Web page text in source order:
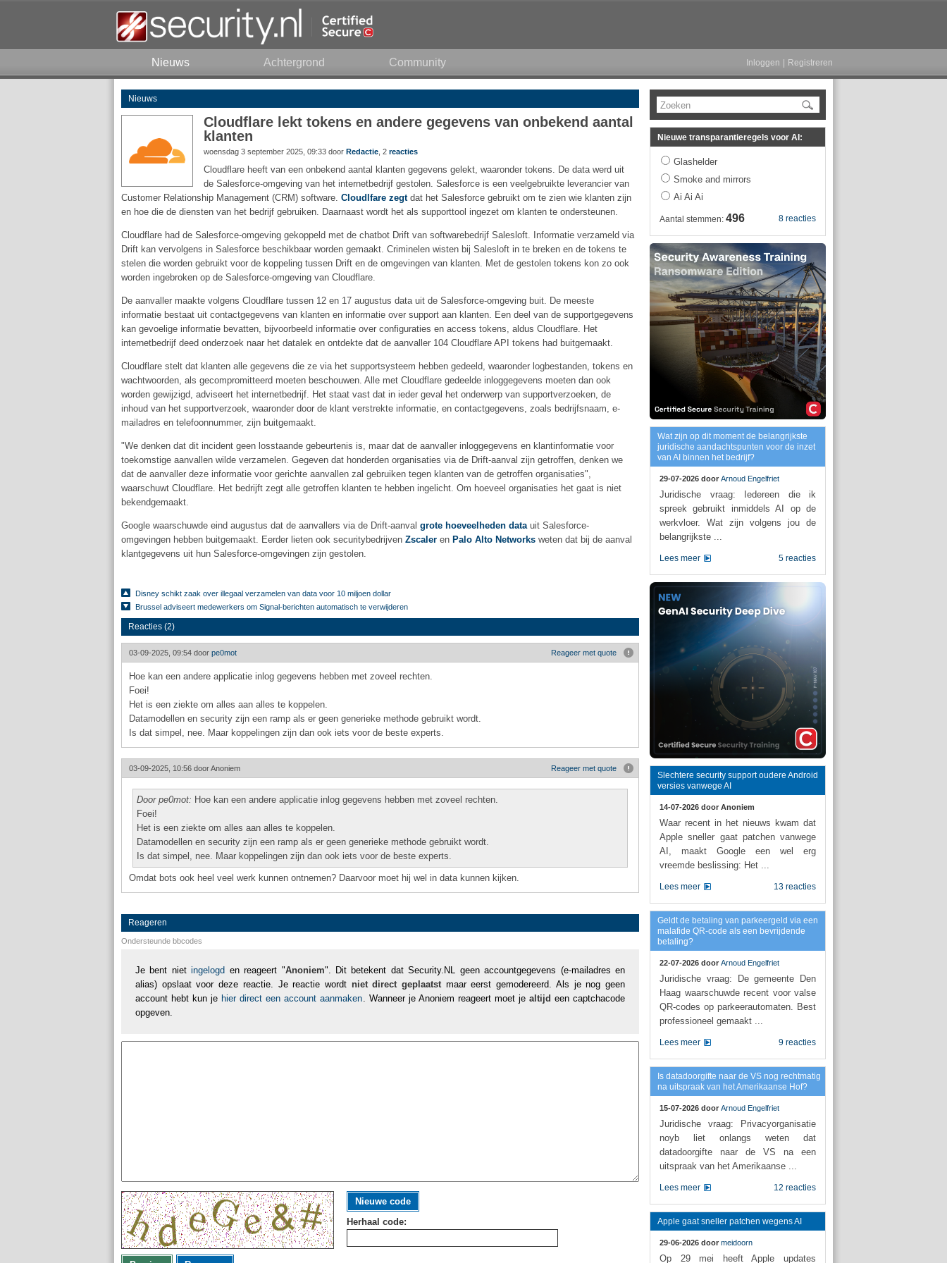
Nieuws Achtergrond Community Inloggen Registreren
Nieuws
Cloudflare lekt tokens en andere gegevens van onbekend aantal
klanten
woensdag 3 september 2025, 09:33 door Redactie , 2 reacties
Cloudflare heeft van een onbekend aantal klanten gegevens gelekt, waaronder tokens. De data werd uit
de Salesforce-omgeving van het internetbedrijf gestolen. Salesforce is een veelgebruikte leverancier van
Customer Relationship Management (CRM) software. Cloudlfare zegtdat het Salesforce gebruikt om te zien wie klanten zijn
en hoe die de diensten van het bedrijf gebruiken. Daarnaast wordt het als supporttool ingezet om klanten te ondersteunen.
Cloudflare had de Salesforce-omgeving gekoppeld met de chatbot Drift van softwarebedrijf Salesloft. Informatie verzameld via
Drift kan vervolgens in Salesforce beschikbaar worden gemaakt. Criminelen wisten bij Salesloft in te breken en de tokens te
stelen die worden gebruikt voor de koppeling tussen Drift en de omgevingen van klanten. Met de gestolen tokens kon zo ook
worden ingebroken op de Salesforce-omgeving van Cloudflare.
De aanvaller maakte volgens Cloudflare tussen 12 en 17 augustus data uit de Salesforce-omgeving buit. De meeste
informatie bestaat uit contactgegevens van klanten en informatie over support aan klanten. Een deel van de supportgegevens
kan gevoelige informatie bevatten, bijvoorbeeld informatie over configuraties en access tokens, aldus Cloudflare. Het
internetbedrijf deed onderzoek naar het datalek en ontdekte dat de aanvaller 104 Cloudflare API tokens had buitgemaakt.
Cloudflare stelt dat klanten alle gegevens die ze via het supportsysteem hebben gedeeld, waaronder logbestanden, tokens en
wachtwoorden, als gecompromitteerd moeten beschouwen. Alle met Cloudflare gedeelde inloggegevens moeten dan ook
worden gewijzigd, adviseert het internetbedrijf. Het staat vast dat in ieder geval het onderwerp van supportverzoeken, de
inhoud van het supportverzoek, waaronder door de klant verstrekte informatie, en contactgegevens, zoals bedrijfsnaam, e-
mailadres en telefoonnummer, zijn buitgemaakt.
"We denken dat dit incident geen losstaande gebeurtenis is, maar dat de aanvaller inloggegevens en klantinformatie voor
toekomstige aanvallen wilde verzamelen. Gegeven dat honderden organisaties via de Drift-aanval zijn getroffen, denken we
dat de aanvaller deze informatie voor gerichte aanvallen zal gebruiken tegen klanten van de getroffen organisaties",
waarschuwt Cloudflare. Het bedrijft zegt alle getroffen klanten te hebben ingelicht. Om hoeveel organisaties het gaat is niet
bekendgemaakt.
Google waarschuwde eind augustus dat de aanvallers via de Drift-aanval grote hoeveelheden datauit Salesforce-
omgevingen hebben buitgemaakt. Eerder lieten ook securitybedrijven Zscaler en Palo Alto Networks weten dat bij de aanval
klantgegevens uit hun Salesforce-omgevingen zijn gestolen.
Disney schikt zaak over illegaal verzamelen van data voor 10 miljoen dollar
Brussel adviseert medewerkers om Signal-berichten automatisch te verwijderen
Reacties (2)
Reageer met quote
03-09-2025, 09:54 door pe0mot
Hoe kan een andere applicatie inlog gegevens hebben met zoveel rechten.
Foei!
Het is een ziekte om alles aan alles te koppelen.
Datamodellen en security zijn een ramp als er geen generieke methode gebruikt wordt.
Is dat simpel, nee. Maar koppelingen zijn dan ook iets voor de beste experts.
Reageer met quote
03-09-2025, 10:56 doorAnoniem
Door pe0mot: Hoe kan een andere applicatie inlog gegevens hebben met zoveel rechten.
Foei!
Het is een ziekte om alles aan alles te koppelen.
Datamodellen en security zijn een ramp als er geen generieke methode gebruikt wordt.
Is dat simpel, nee. Maar koppelingen zijn dan ook iets voor de beste experts.
Omdat bots ook heel veel werk kunnen ontnemen? Daarvoor moet hij wel in data kunnen kijken.
Reageren
Ondersteunde bbcodes
Je bent nietingelogd en reageert "Anoniem". Dit betekent dat Security.NL geen accountgegevens (e-mailadres en
alias) opslaat voor deze reactie. Je reactie wordt niet direct geplaatstmaar eerst gemodereerd. Als je nog geen
account hebt kun je hier direct een account aanmaken. Wanneer je Anoniem reageert moet je altijd een captchacode
opgeven.
Nieuwe code
Herhaal code:
Zoeken
Nieuwe transparantieregels voor AI:
Glashelder
Smoke and mirrors
Ai Ai Ai
8 reacties
Aantal stemmen: 496
Wat zijn op dit moment de belangrijkste
juridische aandachtspunten voor de inzet
van AI binnen het bedrijf?
29-07-2026 door Arnoud Engelfriet
Juridische vraag: Iedereen die ik
spreek gebruikt inmiddels AI op de
werkvloer. Wat zijn volgens jou de
belangrijkste ...
5 reacties
Lees meer
Slechtere security support oudere Android
versies vanwege AI
14-07-2026 door Anoniem
Waar recent in het nieuws kwam dat
Apple sneller gaat patchen vanwege
AI, maakt Google een wel erg
vreemde beslissing: Het ...
13 reacties
Lees meer
Geldt de betaling van parkeergeld via een
malafide QR-code als een bevrijdende
betaling?
22-07-2026 door Arnoud Engelfriet
Juridische vraag: De gemeente Den
Haag waarschuwde recent voor valse
QR-codes op parkeerautomaten. Best
professioneel gemaakt ...
9 reacties
Lees meer
Is datadoorgifte naar de VS nog rechtmatig
na uitspraak van het Amerikaanse Hof?
15-07-2026 door Arnoud Engelfriet
Juridische vraag: Privacyorganisatie
noyb liet onlangs weten dat
datadoorgifte naar de VS na een
uitspraak van het Amerikaanse ...
12 reacties
Lees meer
Apple gaat sneller patchen wegens AI
29-06-2026 door meidoorn
Op 29 mei heeft Apple updates